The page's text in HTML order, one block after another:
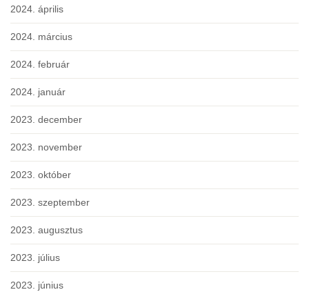
2024. április
2024. március
2024. február
2024. január
2023. december
2023. november
2023. október
2023. szeptember
2023. augusztus
2023. július
2023. június